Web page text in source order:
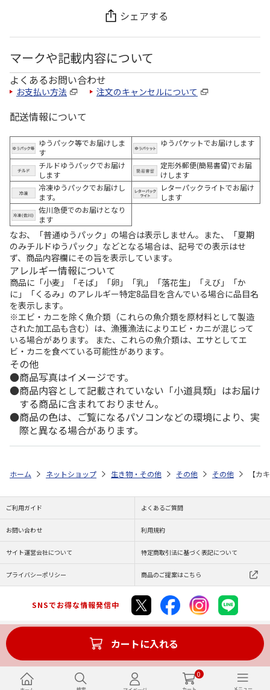
0
シェアする
マークや記載内容について
よくあるお問い合わせ
お支払い方法 注文のキャンセルについて
配送情報について
ゆうパック等でお届けしま
す
ゆうパケットでお届けします
チルドゆうパックでお届け
します
定形外郵便(簡易書留)でお届
けします
冷凍ゆうパックでお届けし
ます。
レターパックライトでお届け
します
佐川急便でのお届けとなり
ます
なお、「普通ゆうパック」の場合は表示しません。また、「夏期
のみチルドゆうパック」などとなる場合は、記号での表示はせ
ず、商品内容欄にその旨を表示しています。
アレルギー情報について
商品に「小麦」「そば」「卵」「乳」「落花生」「えび」「か
に」「くるみ」のアレルギー特定8品目を含んでいる場合に品目名
を表示します。
※エビ・カニを除く魚介類（これらの魚介類を原材料として製造
された加工品も含む）は、漁獲漁法によりエビ・カニが混じって
いる場合があります。 また、これらの魚介類は、エサとしてエ
ビ・カニを食べている可能性があります。
その他
商品写真はイメージです。
商品内容として記載されていない「小道具類」はお届け
する商品に含まれておりません。
商品の色は、ご覧になるパソコンなどの環境により、実
際と異なる場合があります。
カートに入れる
ホーム ネットショップ 生き物・その他 その他 その他 【カ
ご利用ガイド よくあるご質問
お問い合わせ 利用規約
サイト運営会社について 特定商取引法に基づく表記について
プライバシーポリシー 商品のご提案はこちら
SNSでお得な情報発信中